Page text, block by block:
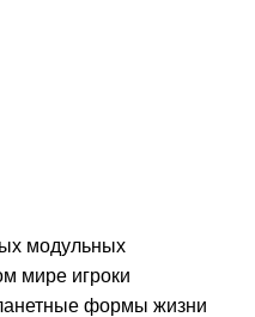
модульных
мире игроки
формы жизни